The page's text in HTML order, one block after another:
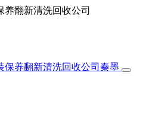
翻新清洗回收公司